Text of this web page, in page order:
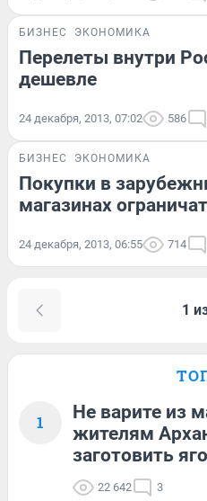
БИЗНЕС ЭКОНОМИКА
Перелеты внутри
дешевле
24 декабря, 2013, 07:02 586
БИЗНЕС ЭКОНОМИКА
Покупки в
магазинах ограничат
24 декабря, 2013, 06:55 714
1
1
Не варите из
жителям
заготовить
22 642 3